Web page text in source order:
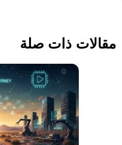
مقالات ذات صلة